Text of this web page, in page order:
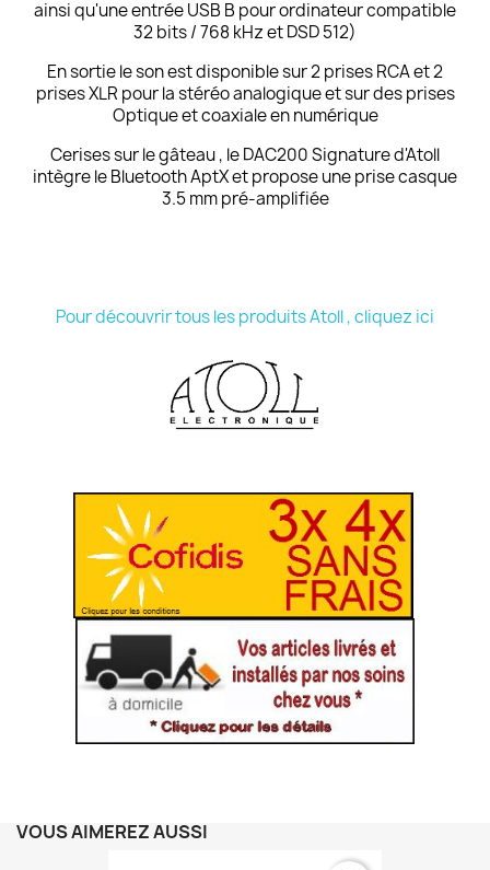
ainsi qu'une entrée USB B pour ordinateur compatible
32 bits / 768 kHz et DSD 512)
En sortie le son est disponible sur 2 prises RCA et 2
prises XLR pour la stéréo analogique et sur des prises
Optique et coaxiale en numérique
Cerises sur le gâteau , le DAC200 Signature d'Atoll
intègre le Bluetooth AptX et propose une prise casque
3.5 mm pré-amplifiée
Pour découvrir tous les produits Atoll , cliquez ici
VOUS AIMEREZ AUSSI